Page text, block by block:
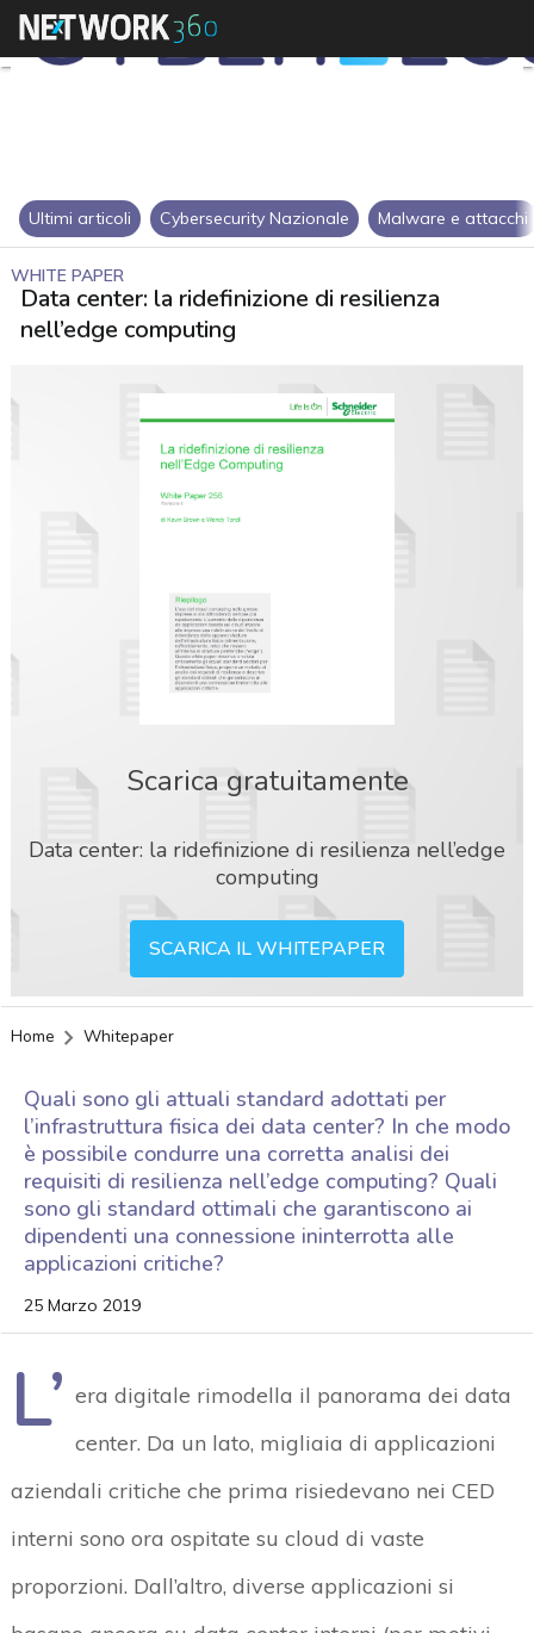
Ultimi articoli Cybersecurity Nazionale Malware e attacchi
WHITE PAPER
Data center: la ridefinizione di resilienza
nell’edge computing
Scarica gratuitamente
Data center: la ridefinizione di resilienza nell’edge
computing
SCARICA IL WHITEPAPER
Home Whitepaper
Quali sono gli attuali standard adottati per
l’infrastruttura fisica dei data center? In che modo
è possibile condurre una corretta analisi dei
requisiti di resilienza nell’edge computing? Quali
sono gli standard ottimali che garantiscono ai
dipendenti una connessione ininterrotta alle
applicazioni critiche?
25 Marzo 2019
L’ era digitale rimodella il panorama dei data
center. Da un lato, migliaia di applicazioni
aziendali critiche che prima risiedevano nei CED
interni sono ora ospitate su cloud di vaste
proporzioni. Dall’altro, diverse applicazioni si